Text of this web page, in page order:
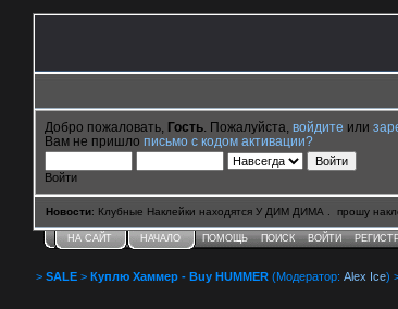
Добро пожаловать, Гость . Пожалуйста, войдите или
Вам не пришло письмо с кодом активации?
Войти
Новости: Клубные Наклейки находятся У ДИМ ДИМА . прошу
НА САЙТ НАЧАЛО ПОМОЩЬ ПОИСК ВОЙТИ
> SALE > Куплю Хаммер - Buy HUMMER (Модератор: Alex Ice)